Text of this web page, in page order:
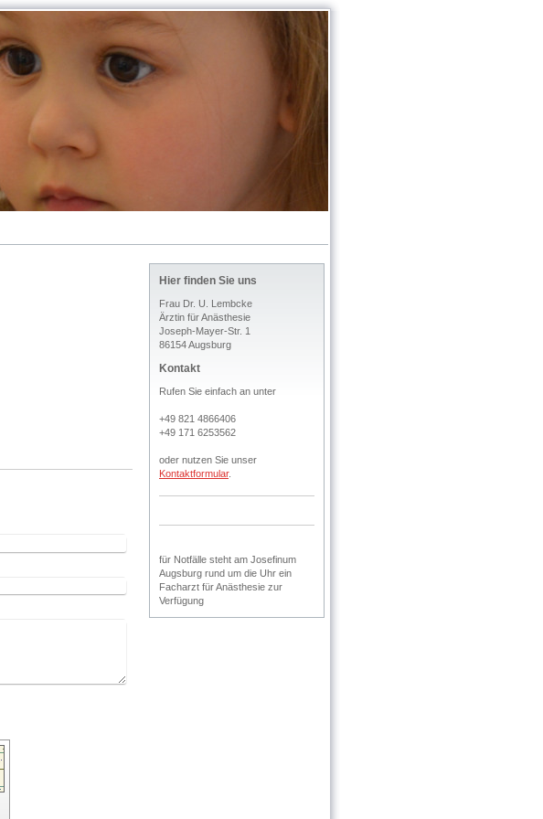
Hier finden Sie uns
Frau Dr. U. Lembcke
Ärztin für Anästhesie
Joseph-Mayer-Str. 1
86154 Augsburg
Kontakt
Rufen Sie einfach an unter
+49 821 4866406
+49 171 6253562
oder nutzen Sie unser
Kontaktformular.
für Notfälle steht am Josefinum
Augsburg rund um die Uhr ein
Facharzt für Anästhesie zur
Verfügung